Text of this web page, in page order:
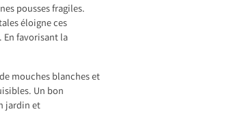
pousses fragiles.
éloigne ces
favorisant la
mouches blanches et
Un bon
jardin et